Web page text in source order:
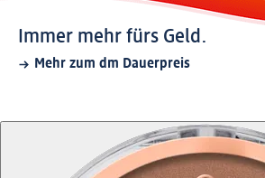
Immer mehr fürs Geld.
Mehr zum dm Dauerpreis